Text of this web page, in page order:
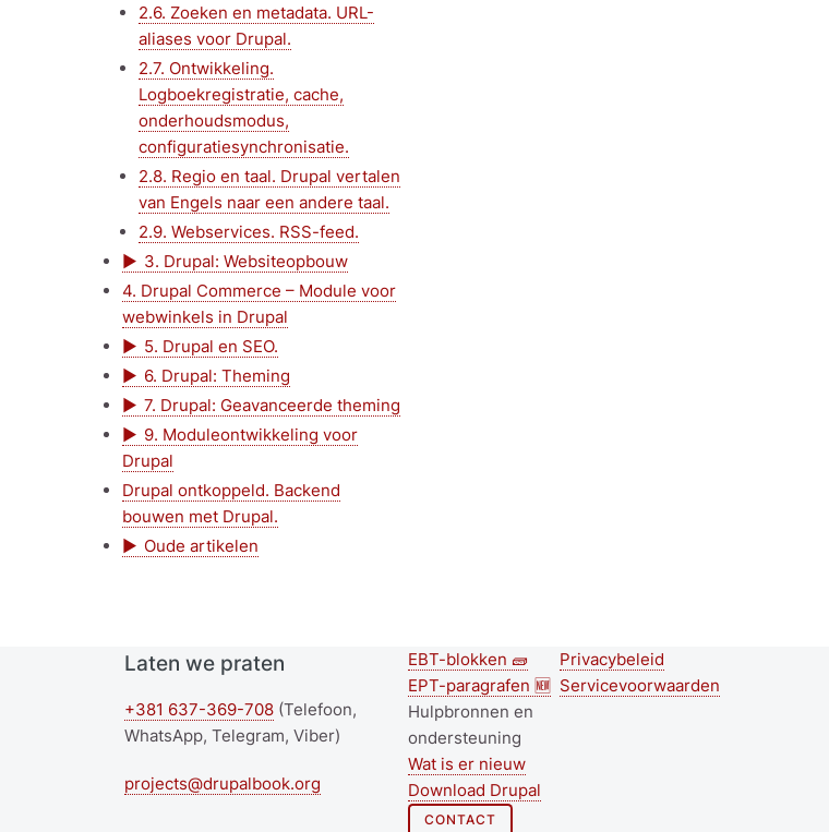
2.6. Zoeken en metadata. URL-
aliases voor Drupal.
2.7. Ontwikkeling.
Logboekregistratie, cache,
onderhoudsmodus,
configuratiesynchronisatie.
2.8. Regio en taal. Drupal vertalen
van Engels naar een andere taal.
2.9. Webservices. RSS-feed.
3. Drupal: Websiteopbouw
4. Drupal Commerce – Module voor
webwinkels in Drupal
5. Drupal en SEO.
6. Drupal: Theming
7. Drupal: Geavanceerde theming
9. Moduleontwikkeling voor
Drupal
Drupal ontkoppeld. Backend
bouwen met Drupal.
Oude artikelen
Laten we praten
+381 637-369-708 (Telefoon,
WhatsApp, Telegram, Viber)
projects@drupalbook.org
Second
footer
menu
EBT-blokken 🧱
EPT-paragrafen 🆕
Hulpbronnen en
ondersteuning
Wat is er nieuw
Download Drupal
CONTACT
Footer menu
Privacybeleid
Servicevoorwaarden